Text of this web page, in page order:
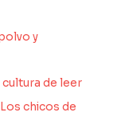
y
de leer
chicos de